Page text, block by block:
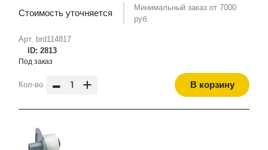
Арт. brd114817
ID: 2813
Стоимость уточняется
Минимальный заказ от 7000
руб.
Под заказ
Кол-во - + В корзину